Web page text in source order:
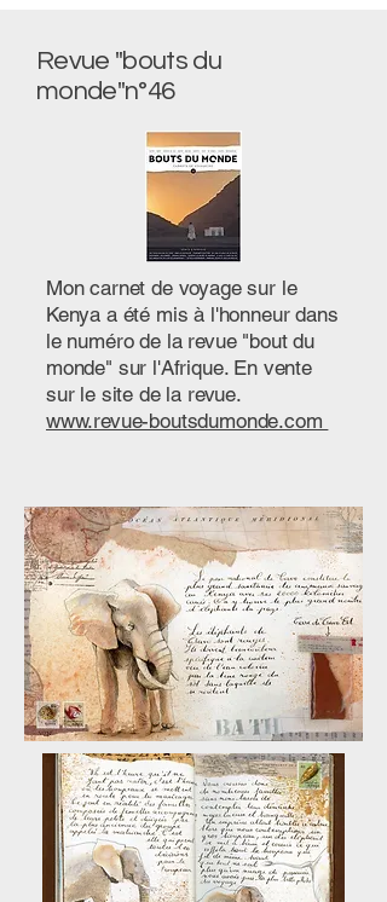
Revue "bouts du
monde"n°46
Mon carnet de voyage sur le
Kenya a été mis à l'honneur dans
le numéro de la revue "bout du
monde" sur l'Afrique. En vente
sur le site de la revue.
www.revue-boutsdumonde.com